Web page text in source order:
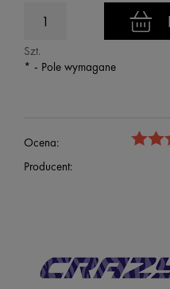
Szt.
* - Pole wymagane
Ocena:
Producent: